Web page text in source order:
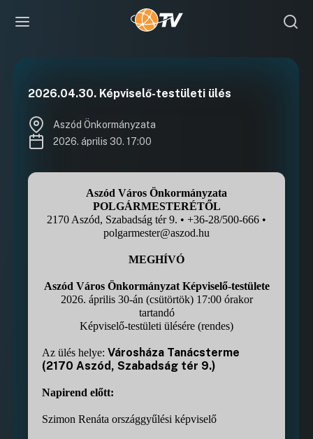
2026.04.30. Képviselő-testületi ülés
Aszód Önkormányzata
2026. április 30. 17:00
Aszód Város Önkormányzata
POLGÁRMESTERÉTŐL
2170 Aszód, Szabadság tér 9. • +36-28/500-666 •
polgarmester@aszod.hu
MEGHÍVÓ
Aszód Város Önkormányzat Képviselő-testülete
2026. április 30-án (csütörtök) 17:00 órakor
tartandó
Képviselő-testületi ülésére (rendes)
Az ülés helye: Városháza Tanácsterme
(2170 Aszód, Szabadság tér 9.)
Napirend előtt:
Szimon Renáta országgyűlési képviselő